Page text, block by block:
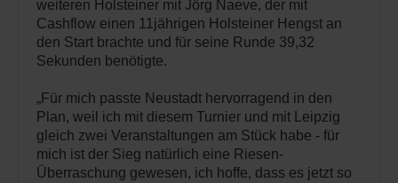
weiteren Holsteiner mit Jörg Naeve, der mit
Cashflow einen 11jährigen Holsteiner Hengst an
den Start brachte und für seine Runde 39,32
Sekunden benötigte.
„Für mich passte Neustadt hervorragend in den
Plan, weil ich mit diesem Turnier und mit Leipzig
gleich zwei Veranstaltungen am Stück habe - für
mich ist der Sieg natürlich eine Riesen-
Überraschung gewesen, ich hoffe, dass es jetzt so